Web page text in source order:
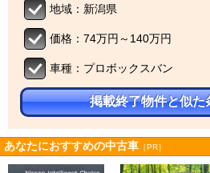
地域：新潟県
価格：74万円～140万円
車種：プロボックスバン
掲載終了物件と似た
あなたにおすすめの中古車 ［PR］